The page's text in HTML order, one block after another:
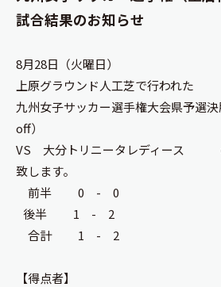
試合結果のお知らせ
8月28日（火曜日）
上原グラウンド人工芝で行われた
九州女子サッカー選手権大会県予選
off）
VS 大分トリニータレディース
致します。
前半 0 - 0
後半 1 - 2
合計 1 - 2
【得点者】